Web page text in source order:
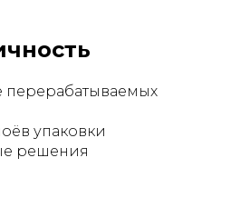
перерабатываемых
упаковки
решения